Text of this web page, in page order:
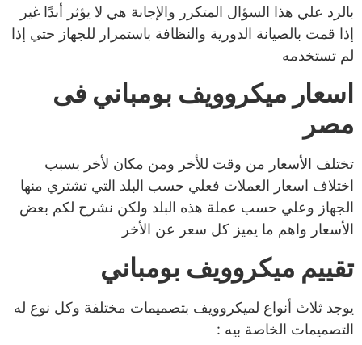
بالرد علي هذا السؤال المتكرر والإجابة هي لا يؤثر أبدًا غير
إذا قمت بالصيانة الدورية والنظافة باستمرار للجهاز حتي إذا
لم تستخدمه
اسعار ميكروويف بومباني فى
مصر
تختلف الأسعار من وقت للأخر ومن مكان لأخر بسبب
اختلاف اسعار العملات فعلي حسب البلد التي تشتري منها
الجهاز وعلي حسب عملة هذه البلد ولكن نشرح لكم بعض
الأسعار واهم ما يميز كل سعر عن الأخر
تقييم ميكروويف بومباني
يوجد ثلاث أنواع لميكروويف بتصميمات مختلفة وكل نوع له
التصميمات الخاصة بيه :